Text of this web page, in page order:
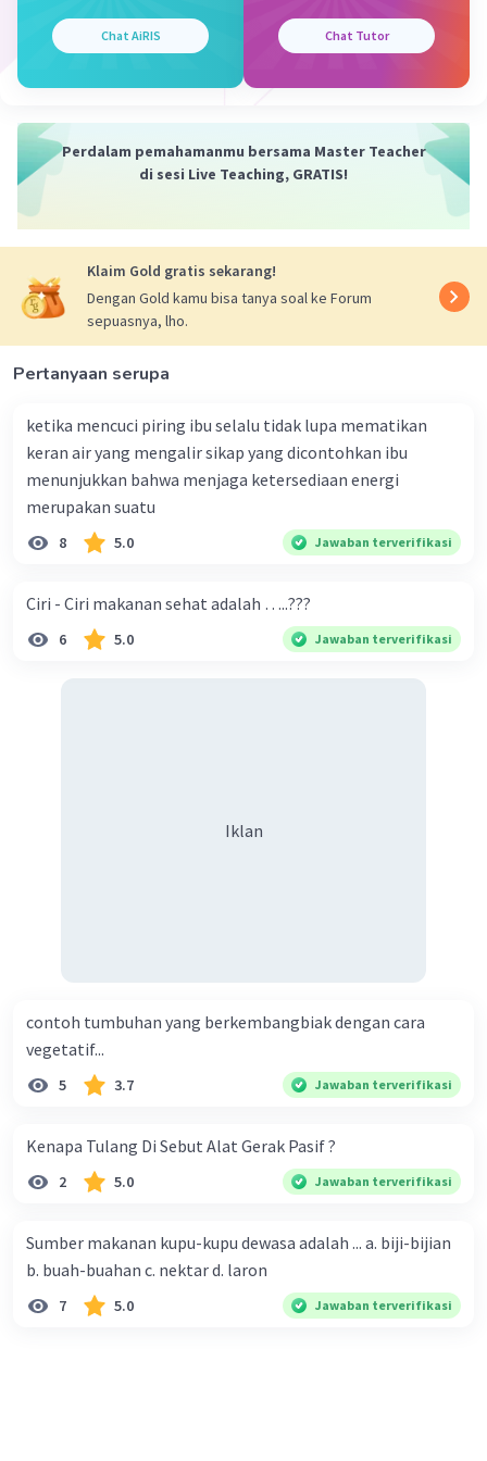
Beri Rating·0.0 Balas
Chat AiRIS Chat Tutor
Perdalam pemahamanmu bersama Master Teacher
di sesi Live Teaching, GRATIS!
Klaim Gold gratis sekarang!
Dengan Gold kamu bisa tanya soal ke Forum
sepuasnya, lho.
Pertanyaan serupa
ketika mencuci piring ibu selalu tidak lupa mematikan
keran air yang mengalir sikap yang dicontohkan ibu
menunjukkan bahwa menjaga ketersediaan energi
merupakan suatu
8 5.0 Jawaban terverifikasi
Ciri - Ciri makanan sehat adalah …..???
6 5.0 Jawaban terverifikasi
Iklan
contoh tumbuhan yang berkembangbiak dengan cara
vegetatif...
5 3.7 Jawaban terverifikasi
Kenapa Tulang Di Sebut Alat Gerak Pasif ?
2 5.0 Jawaban terverifikasi
Sumber makanan kupu-kupu dewasa adalah ... a. biji-bijian
b. buah-buahan c. nektar d. laron
7 5.0 Jawaban terverifikasi